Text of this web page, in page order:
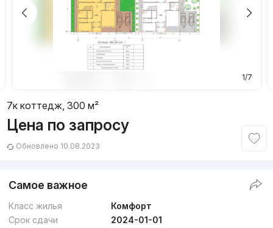
1/7
7к коттедж, 300 м²
Цена по запросу
Обновлено 10.08.2023
Самое важное
Класс жилья
Комфорт
Срок сдачи
2024-01-01